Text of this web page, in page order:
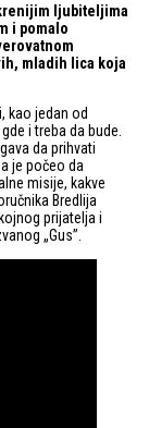
ljubiteljima
i pomalo
mladih lica koja
kao jedan od
i treba da bude.
da prihvati
je počeo da
misije, kakve
Bredlija
prijatelja i
„Gus”.